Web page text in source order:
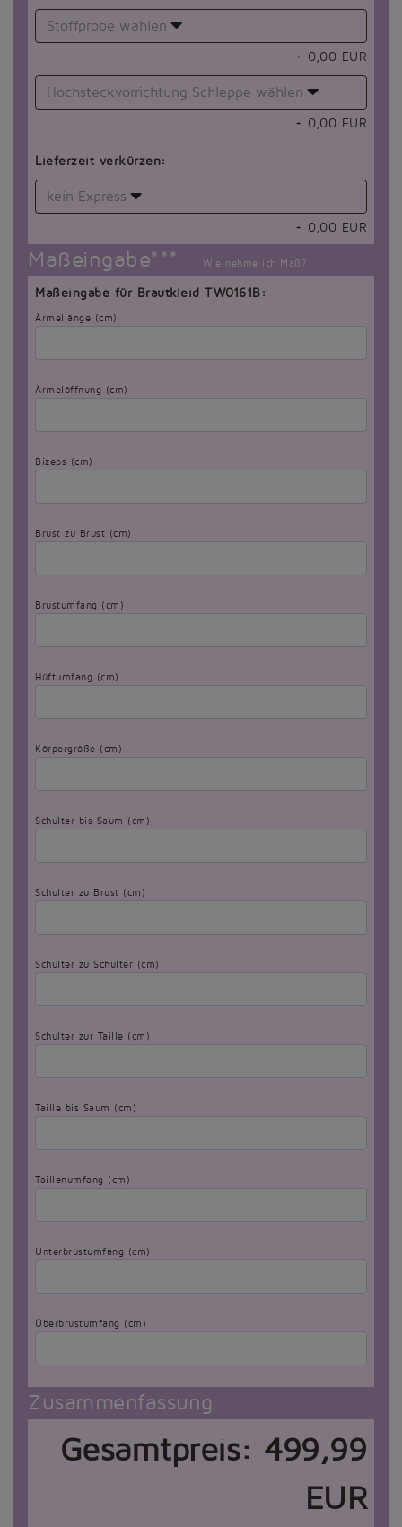
Stoffprobe wählen
+ 0,00 EUR
Hochsteckvorrichtung Schleppe wählen
+ 0,00 EUR
Lieferzeit verkürzen:
kein Express
+ 0,00 EUR
Maßeingabe*** Wie nehme ich Maß?
Maßeingabe für Brautkleid TW0161B:
Ärmellänge (cm)
Ärmelöffnung (cm)
Bizeps (cm)
Brust zu Brust (cm)
Brustumfang (cm)
Hüftumfang (cm)
Körpergröße (cm)
Schulter bis Saum (cm)
Schulter zu Brust (cm)
Schulter zu Schulter (cm)
Schulter zur Taille (cm)
Taille bis Saum (cm)
Taillenumfang (cm)
Unterbrustumfang (cm)
Überbrustumfang (cm)
Zusammenfassung
Gesamtpreis: 499,99
EUR